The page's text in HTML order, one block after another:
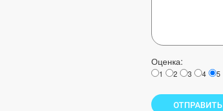
Оценка:
1 2 3 4 5
ОТПРАВИТЬ